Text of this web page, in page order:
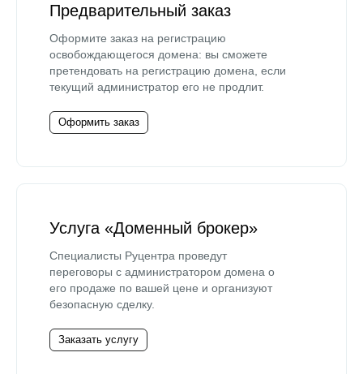
Предварительный заказ
Оформите заказ на регистрацию
освобождающегося домена: вы сможете
претендовать на регистрацию домена, если
текущий администратор его не продлит.
Оформить заказ
Услуга «Доменный брокер»
Специалисты Руцентра проведут
переговоры с администратором домена о
его продаже по вашей цене и организуют
безопасную сделку.
Заказать услугу